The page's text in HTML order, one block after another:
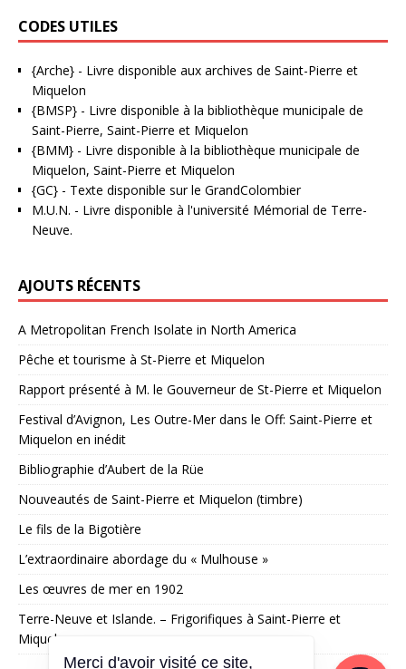
CODES UTILES
{Arche} - Livre disponible aux archives de Saint-Pierre et
Miquelon
{BMSP} - Livre disponible à la bibliothèque municipale de
Saint-Pierre, Saint-Pierre et Miquelon
{BMM} - Livre disponible à la bibliothèque municipale de
Miquelon, Saint-Pierre et Miquelon
{GC} - Texte disponible sur le GrandColombier
M.U.N. - Livre disponible à l'université Mémorial de Terre-
Neuve.
AJOUTS RÉCENTS
A Metropolitan French Isolate in North America
Pêche et tourisme à St-Pierre et Miquelon
Rapport présenté à M. le Gouverneur de St-Pierre et Miquelon
Festival d’Avignon, Les Outre-Mer dans le Off: Saint-Pierre et
Miquelon en inédit
Bibliographie d’Aubert de la Rüe
Nouveautés de Saint-Pierre et Miquelon (timbre)
Le fils de la Bigotière
L’extraordinaire abordage du « Mulhouse »
Les œuvres de mer en 1902
Terre-Neuve et Islande. – Frigorifiques à Saint-Pierre et
Miquelon
Merci d'avoir visité ce site,